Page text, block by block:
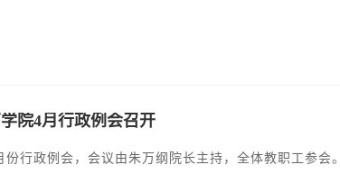
院4月行政例会召开
行政例会，会议由朱万纲院长主持，全体教职工参会。